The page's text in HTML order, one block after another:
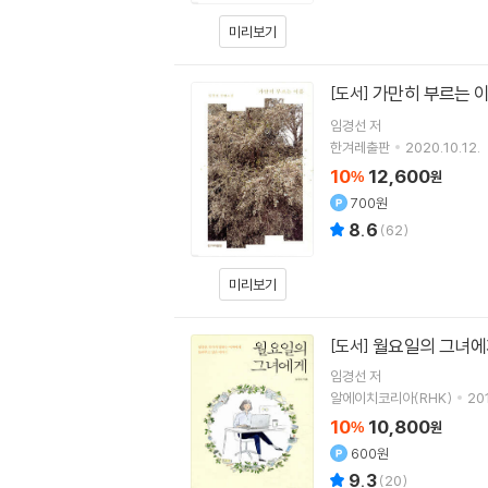
미리보기
미리보기
[도서] 가만히 부르는
임경선 저
한겨레출판
2020.10.12.
10% 12,600원
700원
8.6 (62)
[도서] 월요일의 그녀
임경선 저
알에이치코리아(RHK)
10% 10,800원
600원
9.3(20)